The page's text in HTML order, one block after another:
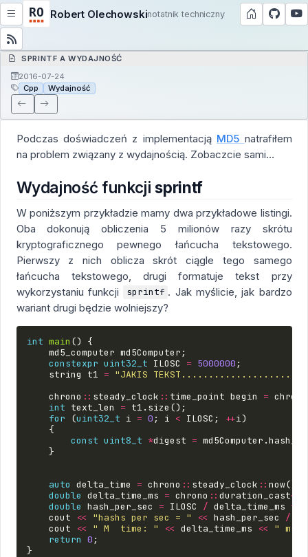
Robert Olechowskinotatnik techniczny
SPRINTF A WYDAJNOŚĆ
2016-07-24
Cpp
Wydajność
Podczas doświadczeń z implementacją MD5 natrafiłem
na problem związany z wydajnością. Zobaczcie sami…
Wydajność funkcjisprintf
W poniższym przykładzie mamy dwa przykładowe listingi.
Oba dokonują obliczenia 5 milionów razy skrótu
kryptograficznego pewnego łańcucha tekstowego.
Pierwszy z nich oblicza skrót ciągle tego samego
łańcucha tekstowego, drugi formatuje tekst przy
wykorzystaniu funkcji
sprintf . Jak myślicie, jak bardzo
wariant drugi będzie wolniejszy?
int main ()
{
md5_computer md5Computer ;
constexpr uint32_t ILOSC = 5000000 ;
string
t1 = "JAKIS
chrono :: steady_clock :: time_point begin = chrono
int text_len = t1 . size ();
for
(uint32_t i = 0 ; i < ILOSC ; ++i)
{
const uint8_t *digest = md5Computer .hash_it
}
auto delta_time = chrono :: steady_clock :: now()
double delta_time_ms = chrono :: duration_cast<
double hash_per_sec = ILOSC / delta_time_ms *
cout
<< "hashs per sec = " << hash_per_sec /
cout
<< " M  time: " << delta_time_ms << " ms"
return 0 ;
}